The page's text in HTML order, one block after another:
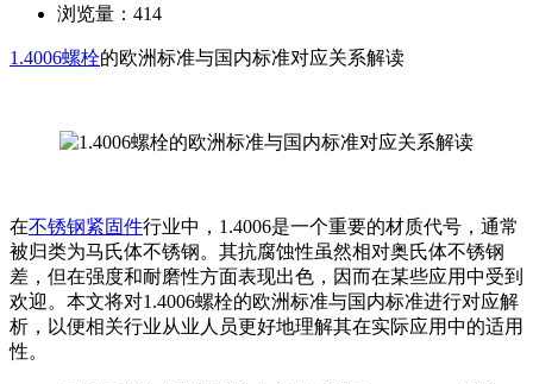
浏览量：414
1.4006螺栓的欧洲标准与国内标准对应关系解读
在不锈钢紧固件行业中，1.4006是一个重要的材质代号，通常
被归类为马氏体不锈钢。其抗腐蚀性虽然相对奥氏体不锈钢
差，但在强度和耐磨性方面表现出色，因而在某些应用中受到
欢迎。本文将对1.4006螺栓的欧洲标准与国内标准进行对应解
析，以便相关行业从业人员更好地理解其在实际应用中的适用
性。